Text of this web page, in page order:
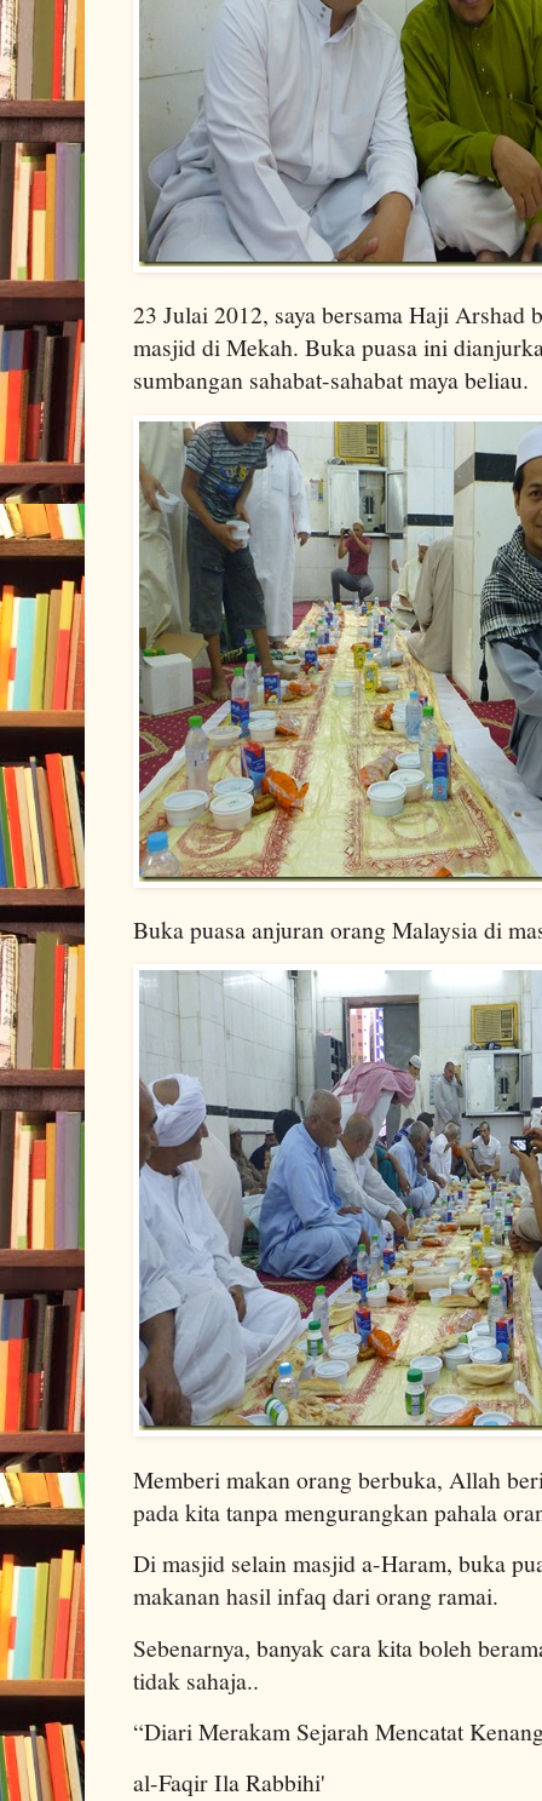
23 Julai 2012, saya bersama Haji Arshad
masjid di Mekah. Buka puasa ini
sumbangan sahabat-sahabat maya beliau.
Buka puasa anjuran orang Malaysia di
Memberi makan orang berbuka, Allah
pada kita tanpa mengurangkan pahala
Di masjid selain masjid a-Haram, buka
makanan hasil infaq dari orang ramai.
Sebenarnya, banyak cara kita boleh
tidak sahaja..
“Diari Merakam Sejarah Mencatat
al-Faqir Ila Rabbihi'